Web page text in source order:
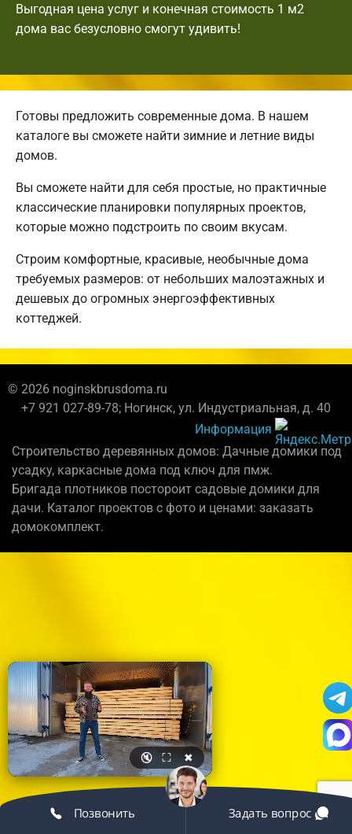
Выгодная цена услуг и конечная стоимость 1 м2
дома вас безусловно смогут удивить!
Готовы предложить современные дома. В нашем
каталоге вы сможете найти зимние и летние виды
домов.
Вы сможете найти для себя простые, но практичные
классические планировки популярных проектов,
которые можно подстроить по своим вкусам.
Строим комфортные, красивые, необычные дома
требуемых размеров: от небольших малоэтажных и
дешевых до огромных энергоэффективных
коттеджей.
© 2026 noginskbrusdoma.ru
+7 921 027-89-78; Ногинск, ул. Индустриальная, д. 40
Информация
Строительство деревянных домов: Дачные домики под
усадку, каркасные дома под ключ для пмж.
Бригада плотников постороит садовые домики для
дачи. Каталог проектов с фото и ценами: заказать
домокомплект.
🔇 ⛶ ✖
Позвонить Задать вопрос